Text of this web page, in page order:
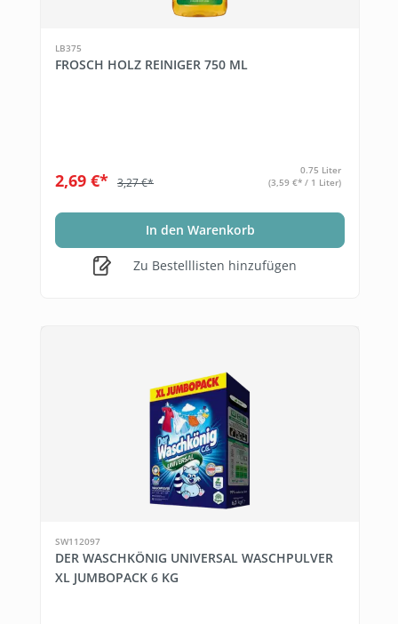
LB375
FROSCH HOLZ REINIGER 750 ML
2,69 €* 3,27 €*
0.75 Liter
(3,59 €* / 1 Liter)
In den Warenkorb
Zu Bestelllisten hinzufügen
SW112097
DER WASCHKÖNIG UNIVERSAL WASCHPULVER
XL JUMBOPACK 6 KG